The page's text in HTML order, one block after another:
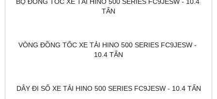
BỘ ĐỒNG TỐC XE TẢI HINO 500 SERIES FC9JESW - 10.4
TẤN
VÒNG ĐỒNG TỐC XE TẢI HINO 500 SERIES FC9JESW -
10.4 TẤN
DÂY ĐI SỐ XE TẢI HINO 500 SERIES FC9JESW - 10.4 TẤN